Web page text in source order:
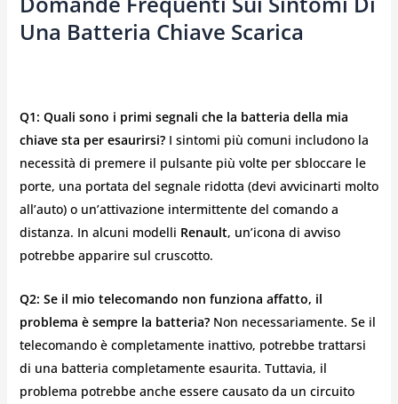
Una Batteria Chiave Scarica
Q1: Quali sono i primi segnali che la batteria della mia
chiave sta per esaurirsi?I sintomi più comuni includono la
necessità di premere il pulsante più volte per sbloccare le
porte, una portata del segnale ridotta (devi avvicinarti molto
all’auto) o un’attivazione intermittente del comando a
distanza. In alcuni modelli Renault, un’icona di avviso
potrebbe apparire sul cruscotto.
Q2: Se il mio telecomando non funziona affatto, il
problema è sempre la batteria?Non necessariamente. Se il
telecomando è completamente inattivo, potrebbe trattarsi
di una batteria completamente esaurita. Tuttavia, il
problema potrebbe anche essere causato da un circuito